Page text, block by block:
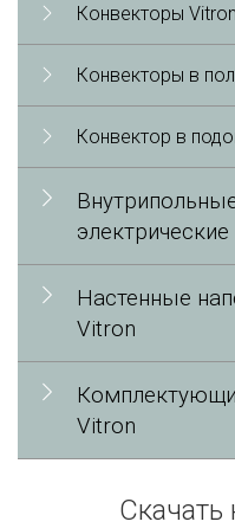
Конвекторы
Конвекторы в
Конвектор в
электрические
Настенные
Vitron
Vitron
Скачать